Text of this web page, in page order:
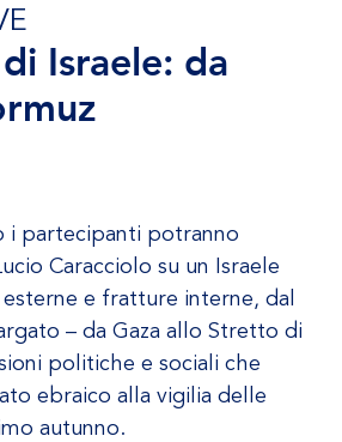
Israele: da
i partecipanti potranno
Caracciolo su un Israele
e fratture interne, dal
– da Gaza allo Stretto di
politiche e sociali che
ebraico alla vigilia delle
autunno.